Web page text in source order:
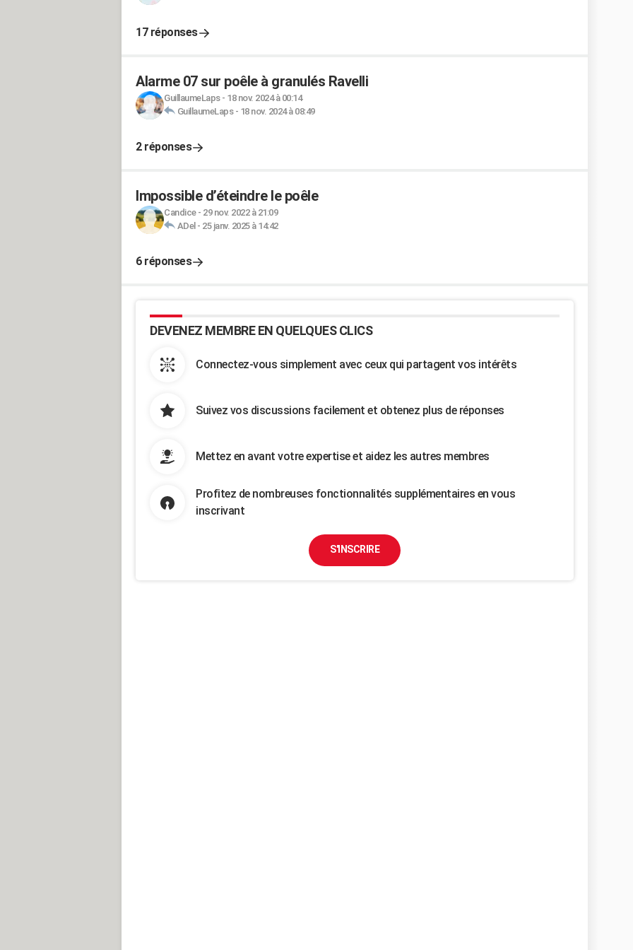
17 réponses
Alarme 07 sur poêle à granulés Ravelli
GuillaumeLaps- 18 nov. 2024 à 00:14
GuillaumeLaps- 18 nov. 2024 à 08:49
2 réponses
Impossible d’éteindre le poêle
Candice- 29 nov. 2022 à 21:09
ADel - 25 janv. 2025 à 14:42
6 réponses
DEVENEZ MEMBRE EN QUELQUES CLICS
Connectez-vous simplement avec ceux qui partagent vos intérêts
Suivez vos discussions facilement et obtenez plus de réponses
Mettez en avant votre expertise et aidez les autres membres
Profitez de nombreuses fonctionnalités supplémentaires en vous
inscrivant
S'INSCRIRE